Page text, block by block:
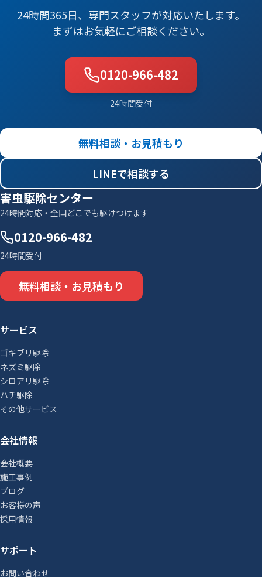
24時間365日、専門スタッフが対応いたします。
まずはお気軽にご相談ください。
0120-966-482
24時間受付
無料相談・お見積もり
LINEで相談する
害虫駆除センター
24時間対応・全国どこでも駆けつけます
0120-966-482
24時間受付
無料相談・お見積もり
サービス
ゴキブリ駆除
ネズミ駆除
シロアリ駆除
ハチ駆除
その他サービス
会社情報
会社概要
施工事例
ブログ
お客様の声
採用情報
サポート
お問い合わせ